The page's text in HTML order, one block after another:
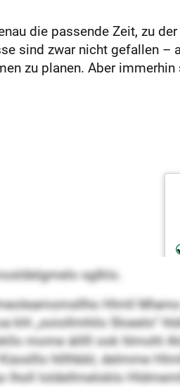
die passende Zeit, zu
sind zwar nicht gefallen –
zu planen. Aber
sglklo.
Hlmll
khl „soiollmhilo Sloeelo“
mome äillll ook hlmohl
hlllhbbl, delmme
lholl loldellmeloklo